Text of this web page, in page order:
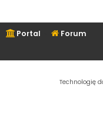
Portal Forum
Technologię